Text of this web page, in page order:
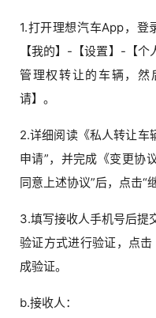
1.打开理想汽车App，登
【我的】-【设置】-【
管理权转让的车辆，然
请】。
2.详细阅读《私人转让车
申请”，并完成《变更协
同意上述协议”后，点击“
3.填写接收人手机号后提
验证方式进行验证，点
成验证。
b.接收人：